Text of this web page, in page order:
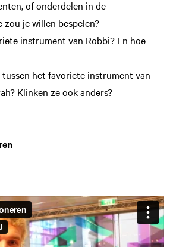
of onderdelen in de
zou je willen bespelen?
instrument van Robbi? En hoe
tussen het favoriete instrument van
Klinken ze ook anders?